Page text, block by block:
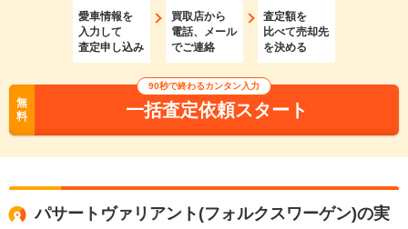
愛車情報を
入力して
査定申し込み
買取店から
電話、メール
でご連絡
査定額を
比べて売却先
を決める
無
料
90秒で終わるカンタン入力
一括査定依頼スタート
パサートヴァリアント(フォルクスワーゲン)の実